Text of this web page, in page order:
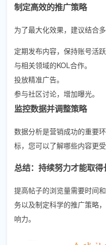
制定高效的推广策略
为了最大化效果，建议结合多
定期发布内容，保持账号活跃
与相关领域的KOL合作。
投放精准广告。
参与社区讨论，增加曝光。
监控数据并调整策略
数据分析是营销成功的重要
标，您可以了解哪些内容更
总结：持续努力才能取得
提高帖子的浏览量需要时间
务以及制定科学的推广策略
响力。